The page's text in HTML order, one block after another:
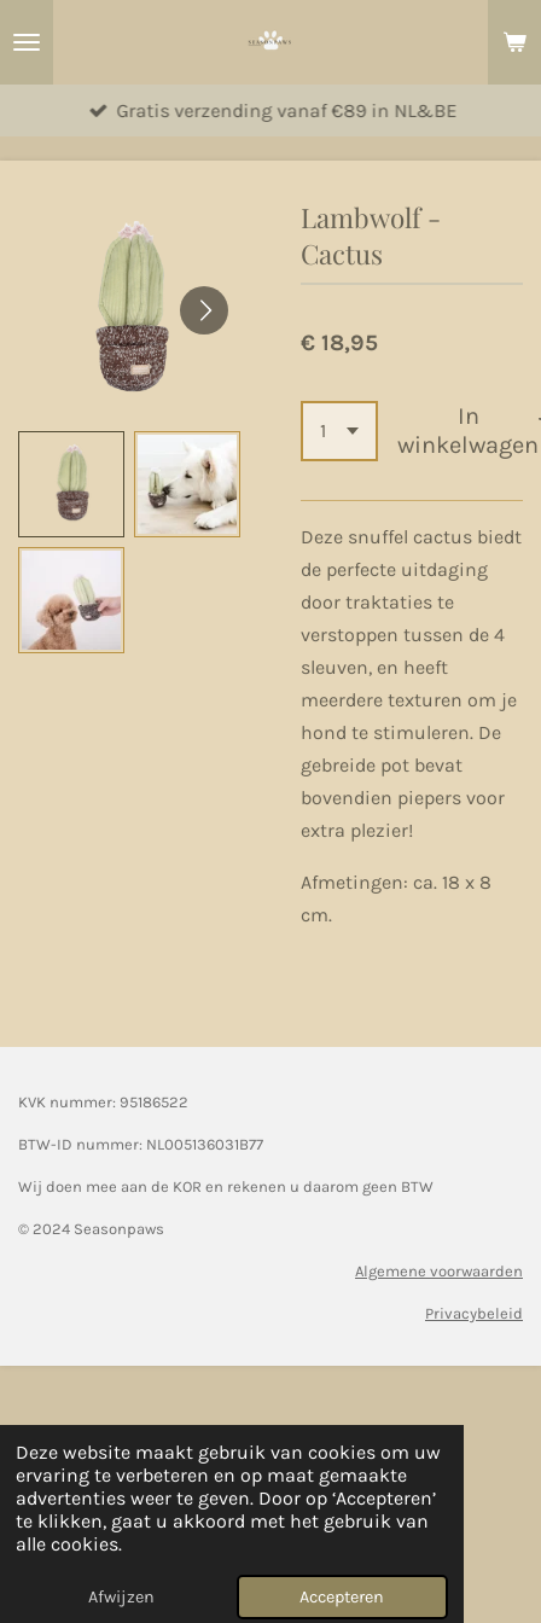
Deze website maakt gebruik van cookies om uw
ervaring te verbeteren en op maat gemaakte
advertenties weer te geven. Door op ‘Accepteren’
te klikken, gaat u akkoord met het gebruik van
alle cookies.
Afwijzen Accepteren
hoofdinhoud
Gratis verzending vanaf €89 in NL&BE
Lambwolf -
Cactus
€ 18,95
In
winkelwagen
Deze snuffel cactus biedt
de perfecte uitdaging
door traktaties te
verstoppen tussen de 4
sleuven, en heeft
meerdere texturen om je
hond te stimuleren. De
gebreide pot bevat
bovendien piepers voor
extra plezier!
Afmetingen: ca. 18 x 8
cm.
KVK nummer: 95186522
BTW-ID nummer: NL005136031B77
Wij doen mee aan de KOR en rekenen u daarom geen BTW
© 2024 Seasonpaws
Algemene voorwaarden
Privacybeleid